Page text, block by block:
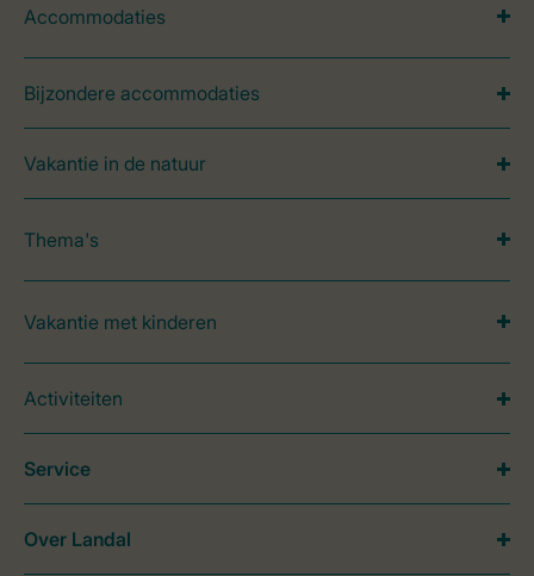
Accommodaties
Bijzondere accommodaties
Vakantie in de natuur
Thema's
Vakantie met kinderen
Activiteiten
Service
Over Landal